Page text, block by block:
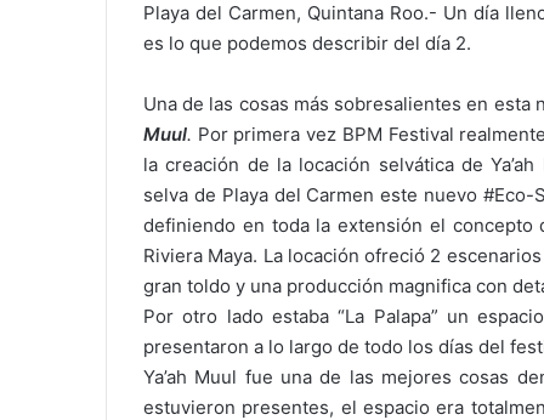
Playa del Carmen, Quintana Roo.- Un día
es lo que podemos describir del día 2.
Una de las cosas más sobresalientes en esta
Muul. Por primera vez BPM Festival
la creación de la locación selvática de
selva de Playa del Carmen este nuevo
definiendo en toda la extensión el concepto
Riviera Maya. La locación ofreció 2
gran toldo y una producción magnifica con
Por otro lado estaba “La Palapa” un
presentaron a lo largo de todo los días del
Ya’ah Muul fue una de las mejores cosas
estuvieron presentes, el espacio era